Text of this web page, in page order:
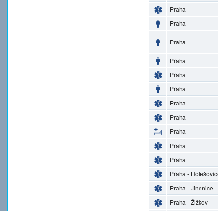
Praha
Praha
Praha
Praha
Praha
Praha
Praha
Praha
Praha
Praha
Praha
Praha -
Praha - Jinonice
Praha - Žižkov